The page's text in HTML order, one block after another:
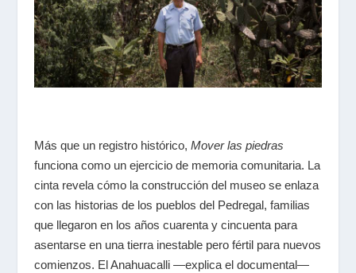
Más que un registro histórico, Mover las piedras
funciona como un ejercicio de memoria comunitaria. La
cinta revela cómo la construcción del museo se enlaza
con las historias de los pueblos del Pedregal, familias
que llegaron en los años cuarenta y cincuenta para
asentarse en una tierra inestable pero fértil para nuevos
comienzos. El Anahuacalli —explica el documental—